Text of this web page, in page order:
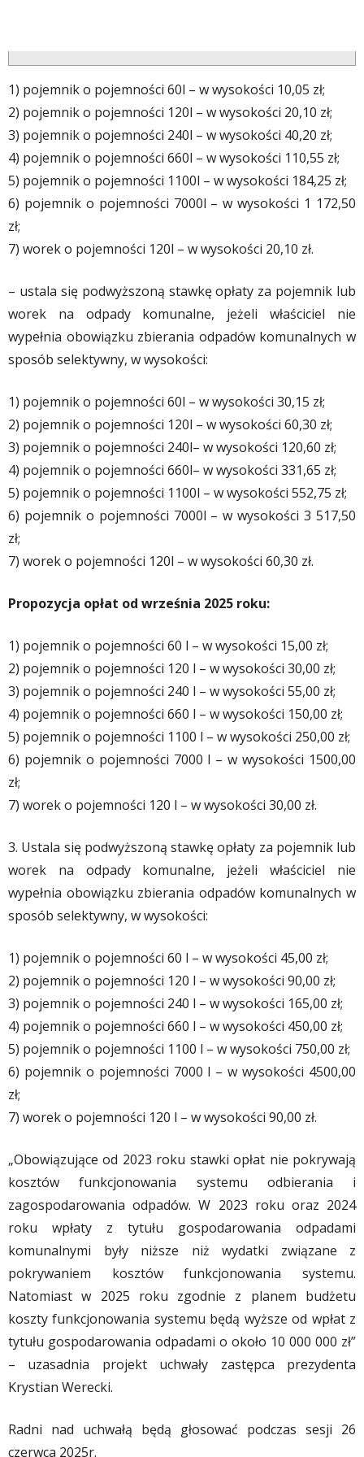
1) pojemnik o pojemności 60l – w wysokości 10,05 zł;
2) pojemnik o pojemności 120l – w wysokości 20,10 zł;
3) pojemnik o pojemności 240l – w wysokości 40,20 zł;
4) pojemnik o pojemności 660l – w wysokości 110,55 zł;
5) pojemnik o pojemności 1100l – w wysokości 184,25 zł;
6) pojemnik o pojemności 7000l – w wysokości 1 172,50
zł;
7) worek o pojemności 120l – w wysokości 20,10 zł.
– ustala się podwyższoną stawkę opłaty za pojemnik lub
worek na odpady komunalne, jeżeli właściciel nie
wypełnia obowiązku zbierania odpadów komunalnych w
sposób selektywny, w wysokości:
1) pojemnik o pojemności 60l – w wysokości 30,15 zł;
2) pojemnik o pojemności 120l – w wysokości 60,30 zł;
3) pojemnik o pojemności 240l– w wysokości 120,60 zł;
4) pojemnik o pojemności 660l– w wysokości 331,65 zł;
5) pojemnik o pojemności 1100l – w wysokości 552,75 zł;
6) pojemnik o pojemności 7000l – w wysokości 3 517,50
zł;
7) worek o pojemności 120l – w wysokości 60,30 zł.
Propozycja opłat od września 2025 roku:
1) pojemnik o pojemności 60 l – w wysokości 15,00 zł;
2) pojemnik o pojemności 120 l – w wysokości 30,00 zł;
3) pojemnik o pojemności 240 l – w wysokości 55,00 zł;
4) pojemnik o pojemności 660 l – w wysokości 150,00 zł;
5) pojemnik o pojemności 1100 l – w wysokości 250,00 zł;
6) pojemnik o pojemności 7000 l – w wysokości 1500,00
zł;
7) worek o pojemności 120 l – w wysokości 30,00 zł.
3. Ustala się podwyższoną stawkę opłaty za pojemnik lub
worek na odpady komunalne, jeżeli właściciel nie
wypełnia obowiązku zbierania odpadów komunalnych w
sposób selektywny, w wysokości:
1) pojemnik o pojemności 60 l – w wysokości 45,00 zł;
2) pojemnik o pojemności 120 l – w wysokości 90,00 zł;
3) pojemnik o pojemności 240 l – w wysokości 165,00 zł;
4) pojemnik o pojemności 660 l – w wysokości 450,00 zł;
5) pojemnik o pojemności 1100 l – w wysokości 750,00 zł;
6) pojemnik o pojemności 7000 l – w wysokości 4500,00
zł;
7) worek o pojemności 120 l – w wysokości 90,00 zł.
„Obowiązujące od 2023 roku stawki opłat nie pokrywają
kosztów funkcjonowania systemu odbierania i
zagospodarowania odpadów. W 2023 roku oraz 2024
roku wpłaty z tytułu gospodarowania odpadami
komunalnymi były niższe niż wydatki związane z
pokrywaniem kosztów funkcjonowania systemu.
Natomiast w 2025 roku zgodnie z planem budżetu
koszty funkcjonowania systemu będą wyższe od wpłat z
tytułu gospodarowania odpadami o około 10 000 000 zł”
– uzasadnia projekt uchwały zastępca prezydenta
Krystian Werecki.
Radni nad uchwałą będą głosować podczas sesji 26
czerwca 2025r.